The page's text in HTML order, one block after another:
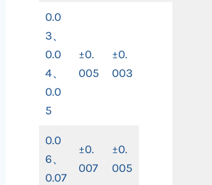
0.0
3、
0.0
4、
0.0
5
±0.
005
±0.
003
0.0
6、
0.07
±0.
007
±0.
005